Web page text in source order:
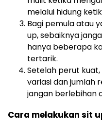
melalui hidung
Bagi pemula atau
up, sebaiknya
hanya beberapa
tertarik.
Setelah perut
variasi dan jumlah
jangan berlebihan
Cara melakukan sit